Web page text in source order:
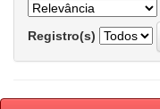
Registro(s)